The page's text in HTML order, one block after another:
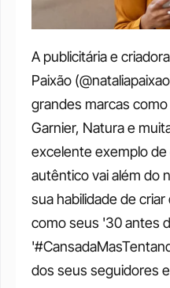
A publicitária e
Paixão
grandes marcas
Garnier, Natura e
excelente exemplo
autêntico vai além do
sua habilidade de
como seus '30 antes
dos seus seguidores